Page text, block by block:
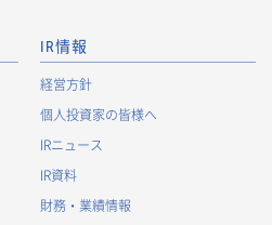
IR情報
経営方針
個人投資家の皆様へ
IRニュース
IR資料
財務・業績情報